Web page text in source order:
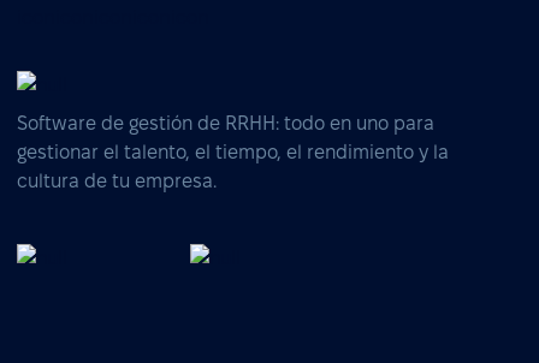
Software de gestión de RRHH: todo en uno para
gestionar el talento, el tiempo, el rendimiento y la
cultura de tu empresa.